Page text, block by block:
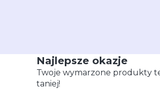
Najlepsze okazje
Twoje wymarzone produkty
taniej!